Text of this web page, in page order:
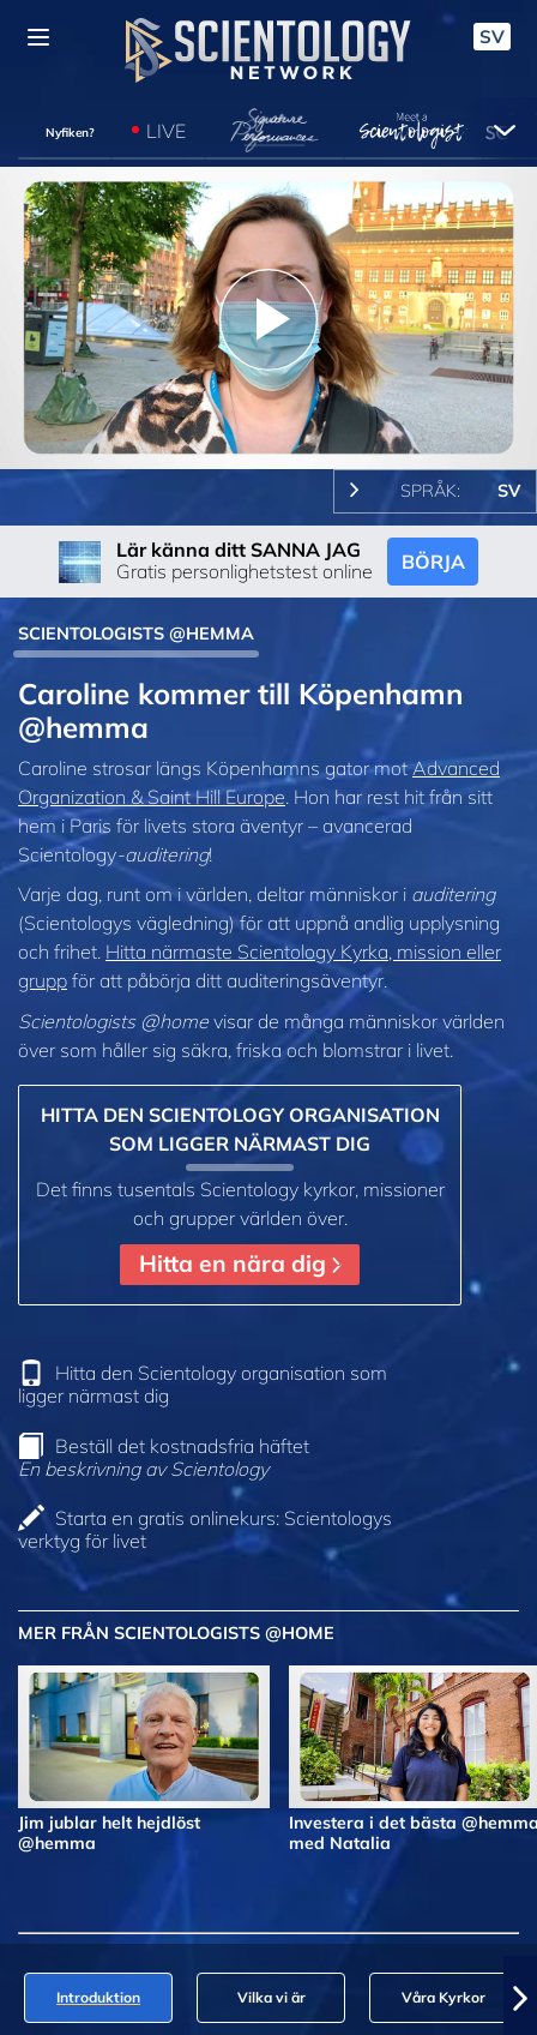
SV
Nyfiken? LIVE
Play
Video
SPRÅK: SV
Lär känna ditt SANNA JAG
Gratis personlighetstest online
BÖRJA
SCIENTOLOGISTS @HEMMA
Caroline kommer till Köpenhamn
@hemma
Caroline strosar längs Köpenhamns gator mot Advanced
Organization & Saint Hill Europe. Hon har rest hit från sitt
hem i Paris för livets stora äventyr – avancerad
Scientology-auditering!
Varje dag, runt om i världen, deltar människor i auditering
(Scientologys vägledning) för att uppnå andlig upplysning
och frihet. Hitta närmaste Scientology Kyrka, mission eller
grupp för att påbörja ditt auditeringsäventyr.
Scientologists @home visar de många människor världen
över som håller sig säkra, friska och blomstrar i livet.
HITTA DEN SCIENTOLOGY ORGANISATION
SOM LIGGER NÄRMAST DIG
Det finns tusentals Scientology kyrkor, missioner
och grupper världen över.
Hitta en nära dig
Hitta den Scientology organisation som
ligger närmast dig
Beställ det kostnadsfria häftet
En beskrivning av Scientology
Starta en gratis onlinekurs: Scientologys
verktyg för livet
MER FRÅN SCIENTOLOGISTS @HOME
Jim jublar helt hejdlöst
@hemma
Investera i det bästa
med Natalia
Introduktion Vilka vi är Våra Kyrkor